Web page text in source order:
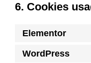
6. Cookies
Elementor
WordPress